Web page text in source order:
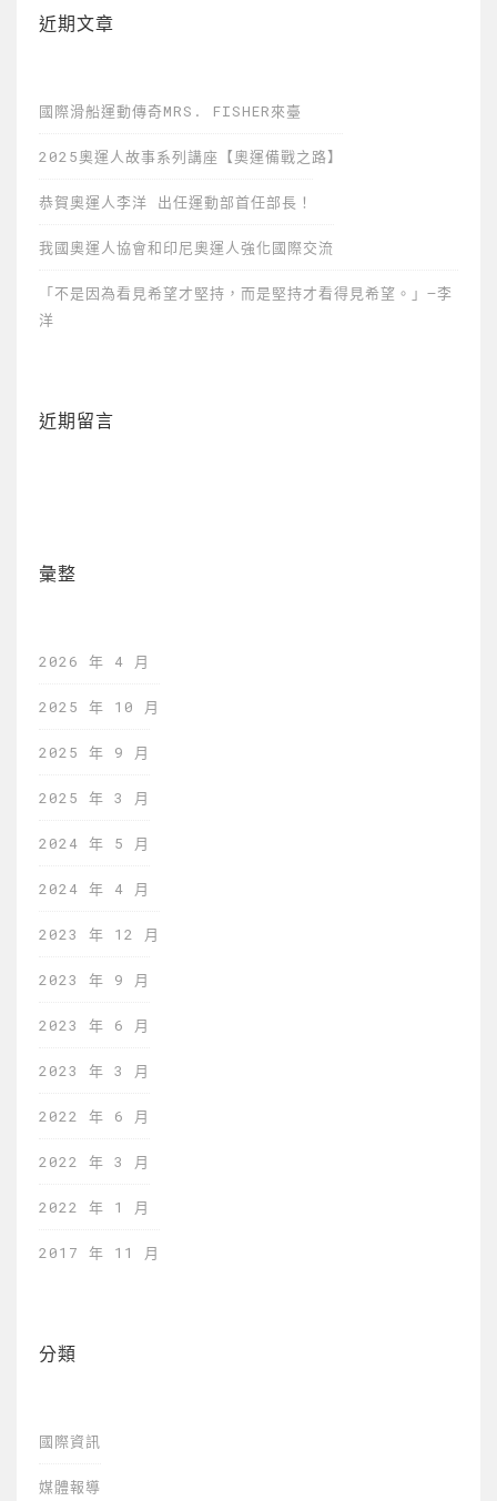
近期文章
國際滑船運動傳奇MRS. FISHER來臺
2025奧運人故事系列講座【奧運備戰之路】
恭賀奧運人李洋 出任運動部首任部長！
我國奧運人協會和印尼奧運人強化國際交流
「不是因為看見希望才堅持，而是堅持才看得見希望。」—李
洋
近期留言
彙整
2026 年 4 月
2025 年 10 月
2025 年 9 月
2025 年 3 月
2024 年 5 月
2024 年 4 月
2023 年 12 月
2023 年 9 月
2023 年 6 月
2023 年 3 月
2022 年 6 月
2022 年 3 月
2022 年 1 月
2017 年 11 月
分類
國際資訊
媒體報導